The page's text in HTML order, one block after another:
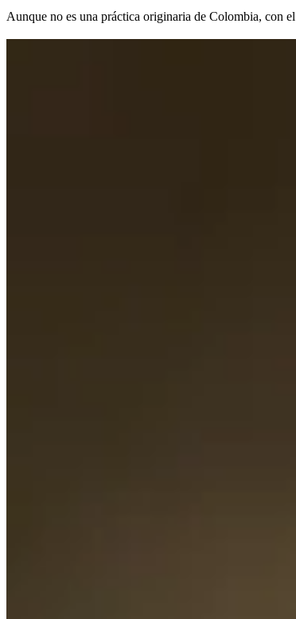
Aunque no es una práctica originaria de Colombia, con